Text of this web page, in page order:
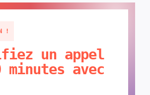
!
un appel
minutes avec